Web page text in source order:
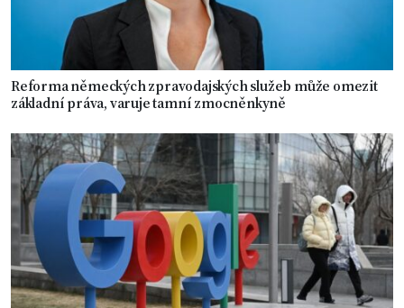
Reforma německých zpravodajských služeb může omezit
základní práva, varuje tamní zmocněnkyně